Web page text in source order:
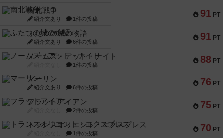
91 PT
南北戦争
紹介文あり 1件の投稿
91 PT
ふたつの城の物語
紹介文あり 6件の投稿
88 PT
ノームズ・アット・ナイト
1件の投稿
76 PT
マーリン
紹介文あり 6件の投稿
75 PT
フラットアイアン
2件の投稿
70 PT
トランスオリエント・エクスプレス
1件の投稿